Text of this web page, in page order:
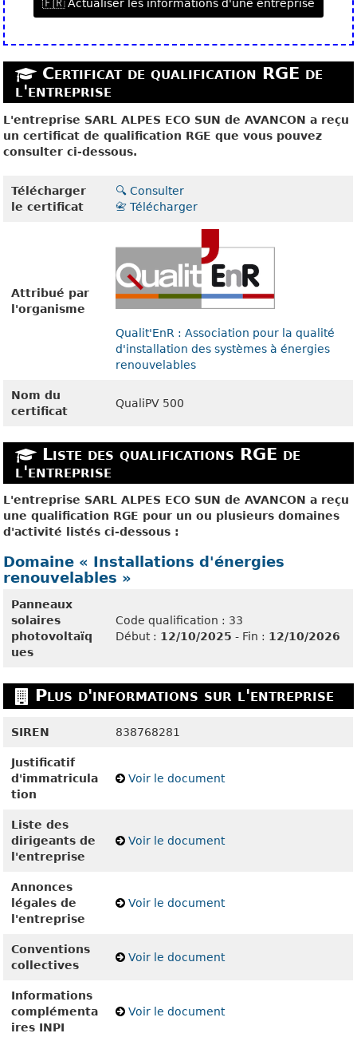
🇫🇷 Actualiser les informations d'une entreprise
Certificat de qualification RGE de
l'entreprise
L'entreprise SARL ALPES ECO SUN de AVANCON a reçu
un certificat de qualification RGE que vous pouvez
consulter ci-dessous.
Télécharger
le certificat
🔍 Consulter
📇 Télécharger
Attribué par
l'organisme
Qualit'EnR : Association pour la qualité
d'installation des systèmes à énergies
renouvelables
Nom du
certificat
QualiPV 500
Liste des qualifications RGE de
l'entreprise
L'entreprise SARL ALPES ECO SUN de AVANCON a reçu
une qualification RGE pour un ou plusieurs domaines
d'activité listés ci-dessous :
Domaine « Installations d'énergies
renouvelables »
Panneaux
solaires
photovoltaïq
ues
Code qualification : 33
Début : 12/10/2025 - Fin : 12/10/2026
Plus d'informations sur l'entreprise
SIREN 838768281
Justificatif
d'immatricula
tion
Voir le document
Liste des
dirigeants de
l'entreprise
Voir le document
Annonces
légales de
l'entreprise
Voir le document
Conventions
collectives
Voir le document
Informations
complémenta
ires INPI
Voir le document